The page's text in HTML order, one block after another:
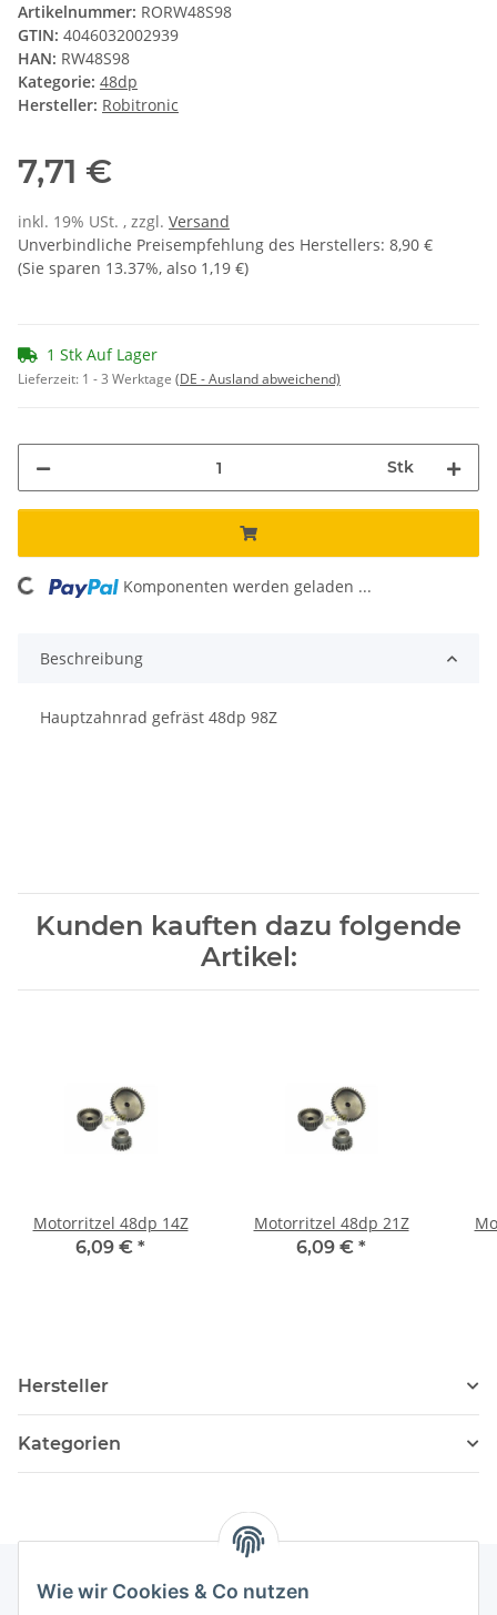
Wie wir Cookies & Co nutzen
Artikelnummer: RORW48S98
GTIN: 4046032002939
HAN: RW48S98
Kategorie: 48dp
Hersteller: Robitronic
7,71 €
inkl. 19% USt. , zzgl. Versand
Unverbindliche Preisempfehlung des Herstellers: 8,90 €
(Sie sparen 13.37%, also 1,19 €)
1 Stk Auf Lager
Lieferzeit: 1 - 3 Werktage (DE - Ausland abweichend)
Stk
Loading... Komponenten werden geladen ...
Beschreibung
Hauptzahnrad gefräst 48dp 98Z
Kunden kauften dazu folgende
Artikel:
Motorritzel 48dp 14Z
6,09 € *
Motorritzel 48dp 21Z
6,09 € *
Hersteller
Kategorien